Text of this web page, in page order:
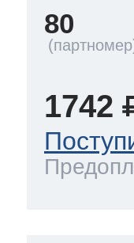
80
1742